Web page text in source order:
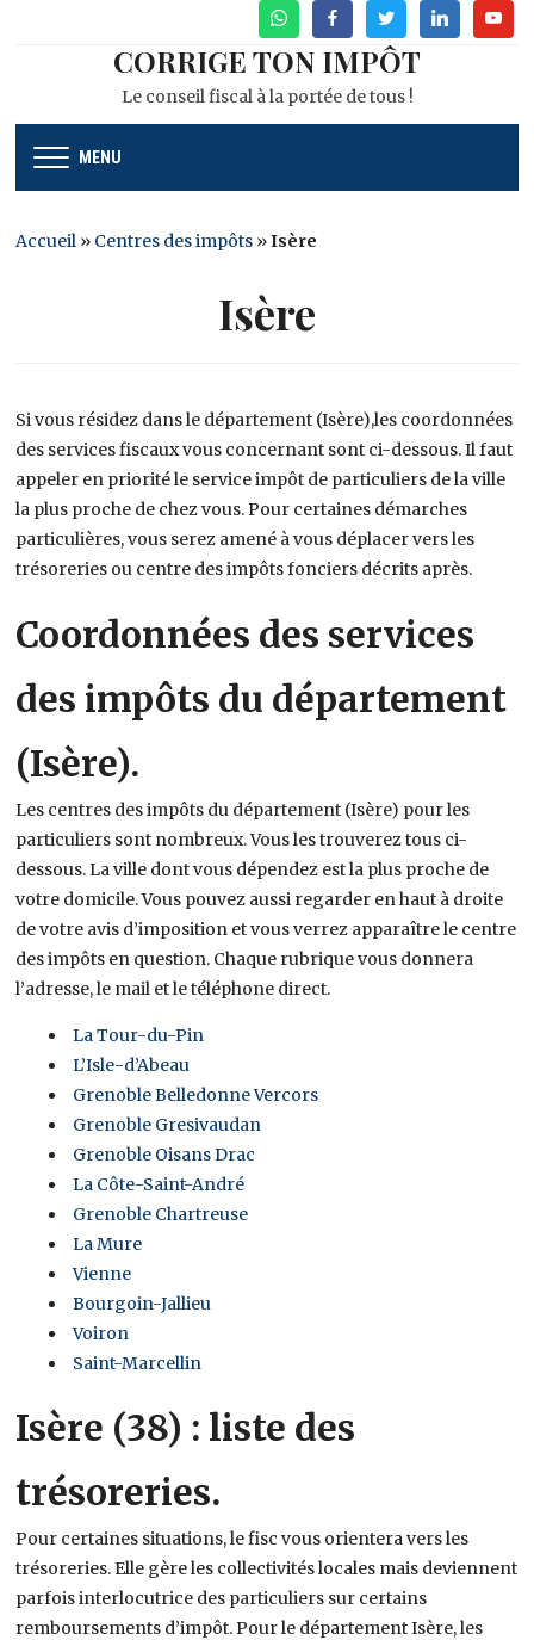
WhatsAppFacebookTwitterLinkedin
CORRIGE TON IMPÔT
Le conseil fiscal à la portée de tous !
MENU
Accueil » Centres des impôts »Isère
Isère
Si vous résidez dans le département (Isère),les coordonnées
des services fiscaux vous concernant sont ci-dessous. Il faut
appeler en priorité le service impôt de particuliers de la ville
la plus proche de chez vous. Pour certaines démarches
particulières, vous serez amené à vous déplacer vers les
trésoreries ou centre des impôts fonciers décrits après.
Coordonnées des services
des impôts du département
(Isère).
Les centres des impôts du département (Isère) pour les
particuliers sont nombreux. Vous les trouverez tous ci-
dessous. La ville dont vous dépendez est la plus proche de
votre domicile. Vous pouvez aussi regarder en haut à droite
de votre avis d’imposition et vous verrez apparaître le centre
des impôts en question. Chaque rubrique vous donnera
l’adresse, le mail et le téléphone direct.
La Tour-du-Pin
L’Isle-d’Abeau
Grenoble Belledonne Vercors
Grenoble Gresivaudan
Grenoble Oisans Drac
La Côte-Saint-André
Grenoble Chartreuse
La Mure
Vienne
Bourgoin-Jallieu
Voiron
Saint-Marcellin
Isère (38) : liste des
trésoreries.
Pour certaines situations, le fisc vous orientera vers les
trésoreries. Elle gère les collectivités locales mais deviennent
parfois interlocutrice des particuliers sur certains
remboursements d’impôt. Pour le département Isère, les